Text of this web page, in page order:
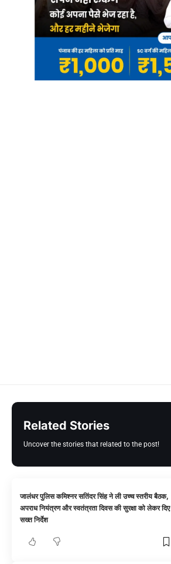
Related Stories
Uncover the stories that related to the post!
जालंधर पुलिस कमिश्नर सतिंदर सिंह ने ली उच्च स्तरीय बैठक,
अपराध नियंत्रण और स्वतंत्रता दिवस की सुरक्षा को लेकर दिए
सख्त निर्देश